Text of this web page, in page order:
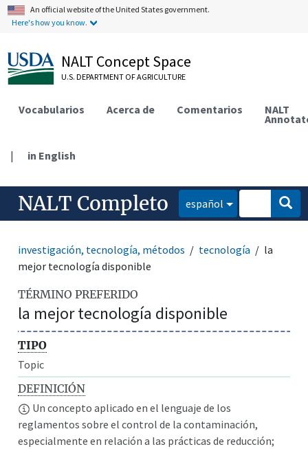
An official website of the United States government.
Here's how you know.
NALT Concept Space
U.S. DEPARTMENT OF AGRICULTURE
Vocabularios Acerca de Comentarios NALT
| in English
NALT Completo español
investigación, tecnología, métodos tecnología
la
mejor tecnología disponible
TÉRMINO PREFERIDO
la mejor tecnología disponible
TIPO
Topic
DEFINICIÓN
Un concepto aplicado en el lenguaje de los
reglamentos sobre el control de la contaminación,
especialmente en relación a las prácticas de reducción;